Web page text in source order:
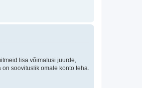
lisa võimalusi juurde,
soovituslik omale konto teha.